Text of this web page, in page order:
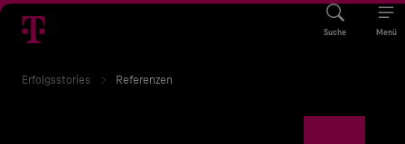
Suche Menü
Erfolgsstories Referenzen